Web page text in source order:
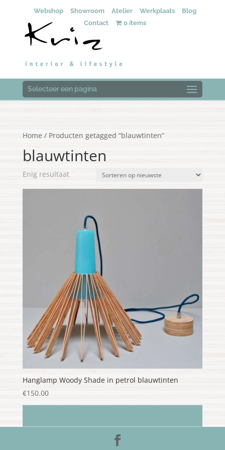
Webshop Showroom Atelier Werkplaats
Blog
Contact
0 items
Selecteer een pagina
Home / Producten getagged “blauwtinten”
blauwtinten
Enig resultaat
Hanglamp Woody Shade in petrol blauwtinten
€150.00